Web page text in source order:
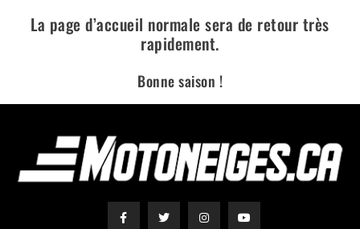
La page d’accueil normale sera de retour très
rapidement.
Bonne saison !